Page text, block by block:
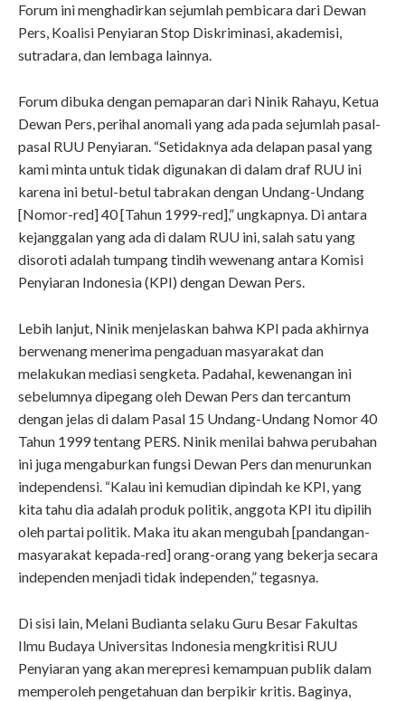
Forum ini menghadirkan sejumlah pembicara dari Dewan
Pers, Koalisi Penyiaran Stop Diskriminasi, akademisi,
sutradara, dan lembaga lainnya.
Forum dibuka dengan pemaparan dari Ninik Rahayu, Ketua
Dewan Pers, perihal anomali yang ada pada sejumlah pasal-
pasal RUU Penyiaran. “Setidaknya ada delapan pasal yang
kami minta untuk tidak digunakan di dalam draf RUU ini
karena ini betul-betul tabrakan dengan Undang-Undang
[Nomor-red] 40 [Tahun 1999-red],” ungkapnya. Di antara
kejanggalan yang ada di dalam RUU ini, salah satu yang
disoroti adalah tumpang tindih wewenang antara Komisi
Penyiaran Indonesia (KPI) dengan Dewan Pers.
Lebih lanjut, Ninik menjelaskan bahwa KPI pada akhirnya
berwenang menerima pengaduan masyarakat dan
melakukan mediasi sengketa. Padahal, kewenangan ini
sebelumnya dipegang oleh Dewan Pers dan tercantum
dengan jelas di dalam Pasal 15 Undang-Undang Nomor 40
Tahun 1999 tentang PERS. Ninik menilai bahwa perubahan
ini juga mengaburkan fungsi Dewan Pers dan menurunkan
independensi. “Kalau ini kemudian dipindah ke KPI, yang
kita tahu dia adalah produk politik, anggota KPI itu dipilih
oleh partai politik. Maka itu akan mengubah [pandangan-
masyarakat kepada-red] orang-orang yang bekerja secara
independen menjadi tidak independen,” tegasnya.
Di sisi lain, Melani Budianta selaku Guru Besar Fakultas
Ilmu Budaya Universitas Indonesia mengkritisi RUU
Penyiaran yang akan merepresi kemampuan publik dalam
memperoleh pengetahuan dan berpikir kritis. Baginya,